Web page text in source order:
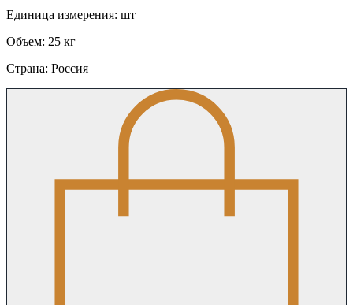
Единица измерения: шт
Объем: 25 кг
Страна: Россия